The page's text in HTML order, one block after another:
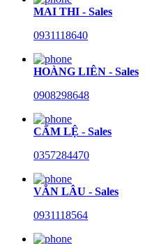
MAI THI - Sales
0931118640
HOÀNG LIÊN - Sales
0908298648
CẨM LỆ - Sales
0357284470
VĂN LÂU - Sales
0931118564